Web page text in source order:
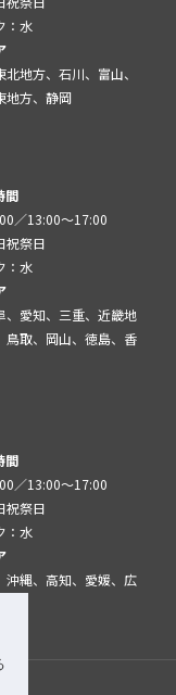
：水
地方、石川、富山、
地方、静岡
間
／13:00～17:00
祝祭日
：水
、愛知、三重、近畿地
鳥取、岡山、徳島、香
間
／13:00～17:00
祝祭日
：水
沖縄、高知、愛媛、広